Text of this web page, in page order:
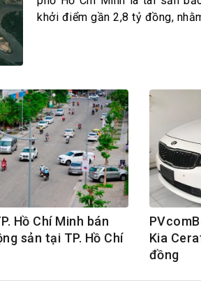
làm
TUYỂN
khởi điểm gần 2,8 tỷ đồng,
Hồ Chí Minh bán
sản tại TP. Hồ Chí
Kia
đồng